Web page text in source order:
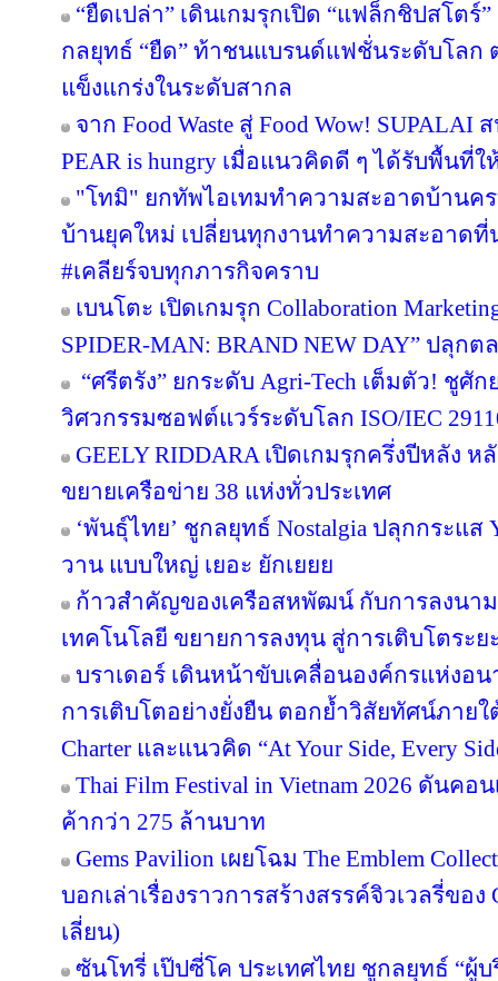
“ยืดเปล่า” เดินเกมรุกเปิด “แฟล็กชิปสโต
กลยุทธ์ “ยืด” ท้าชนแบรนด์แฟชั่นระดับโลก
แข็งแกร่งในระดับสากล
จาก Food Waste สู่ Food Wow! SUPALAI
PEAR is hungry เมื่อแนวคิดดี ๆ ได้รับพื้นที่ใ
"โทมิ" ยกทัพไอเทมทำความสะอาดบ้านค
บ้านยุคใหม่ เปลี่ยนทุกงานทำความสะอาดที่
#เคลียร์จบทุกภารกิจคราบ
เบนโตะ เปิดเกมรุก Collaboration
SPIDER-MAN: BRAND NEW DAY” ปลุ
“ศรีตรัง” ยกระดับ Agri-Tech เต็มตัว! ชู
วิศวกรรมซอฟต์แวร์ระดับโลก ISO/IEC
GEELY RIDDARA เปิดเกมรุกครึ่งปีหลัง
ขยายเครือข่าย 38 แห่งทั่วประเทศ
‘พันธุ์ไทย’ ชูกลยุทธ์ Nostalgia ปลุกกระแ
วาน แบบใหญ่ เยอะ ยักเยยย
ก้าวสำคัญของเครือสหพัฒน์ กับการลงนา
เทคโนโลยี ขยายการลงทุน สู่การเติบโตระย
บราเดอร์ เดินหน้าขับเคลื่อนองค์กรแห่งอ
การเติบโตอย่างยั่งยืน ตอกย้ำวิสัยทัศน์ภายใต้
Charter และแนวคิด “At Your Side, Every
Thai Film Festival in Vietnam 2026 ดันค
ค้ากว่า 275 ล้านบาท
Gems Pavilion เผยโฉม The Emblem
บอกเล่าเรื่องราวการสร้างสรรค์จิวเวลรี่ของ
เลี่ยน)
ซันโทรี่ เป๊ปซี่โค ประเทศไทย ชูกลยุทธ์ “ผู้